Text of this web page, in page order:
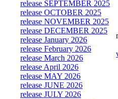
release SEPTEMBER 2025
release OCTOBER 2025
release NOVEMBER 2025
release DECEMBER 2025
release January 2026
release February 2026
release March 2026
release April 2026
release MAY 2026
release JUNE 2026
release JULY 2026